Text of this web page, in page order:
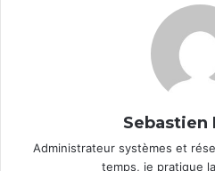
Sebastien
Administrateur systèmes et
temps, je pratique